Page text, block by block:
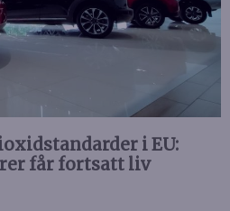
i EU:
får fortsatt liv